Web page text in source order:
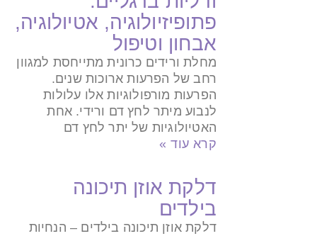
פתופיזיולוגיה, אטיולוגיה,
אבחון וטיפול
מחלת ורידים כרונית מתייחסת למגוון
רחב של הפרעות ארוכות שנים.
הפרעות מורפולוגיות אלו עלולות
לנבוע מיתר לחץ דם ורידי. אחת
האטיולוגיות של יתר לחץ דם
קרא עוד »
דלקת אוזן תיכונה
בילדים
דלקת אוזן תיכונה בילדים – הנחיות